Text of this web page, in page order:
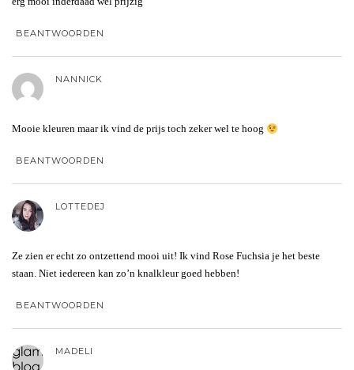
BEANTWOORDEN
NANNICK
Mooie kleuren maar ik vind de prijs toch zeker wel te hoog
BEANTWOORDEN
LOTTEDEJ
Ze zien er echt zo ontzettend mooi uit! Ik vind Rose Fuchsia je het beste
staan. Niet iedereen kan zo’n knalkleur goed hebben!
BEANTWOORDEN
MADELI